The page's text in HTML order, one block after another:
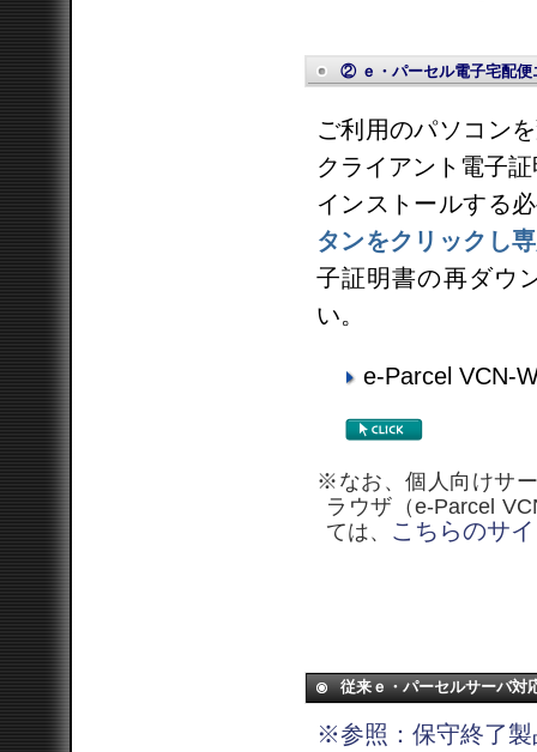
② ｅ・パーセル電子宅配便
ご利用のパソコン
クライアント電子
インストールする
タンをクリックし
子証明書の再ダウ
い。
e-Parcel VCN-
※なお、個人向けサ
ラウザ（e-Parcel
ては、 こちらのサ
従来ｅ・パーセルサーバ対
※参照：保守終了製